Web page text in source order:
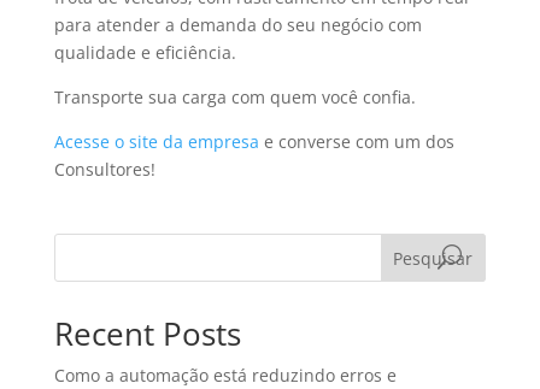
para atender a demanda do seu negócio com
qualidade e eficiência.
Transporte sua carga com quem você confia.
Acesse o site da empresa e converse com um dos
Consultores!
Pesquisar
Recent Posts
Como a automação está reduzindo erros e